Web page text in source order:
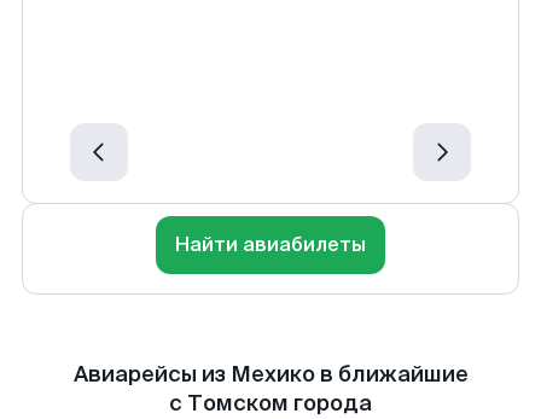
Найти авиабилеты
Авиарейсы из Мехико в ближайшие
с Томском города